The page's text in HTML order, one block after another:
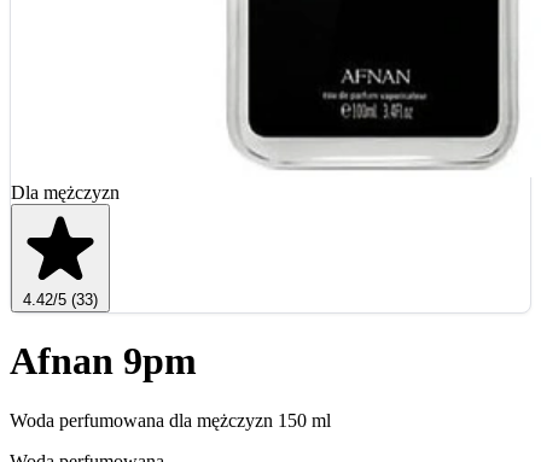
Dla mężczyzn
4.42/5 (33)
Afnan 9pm
Woda perfumowana dla mężczyzn 150 ml